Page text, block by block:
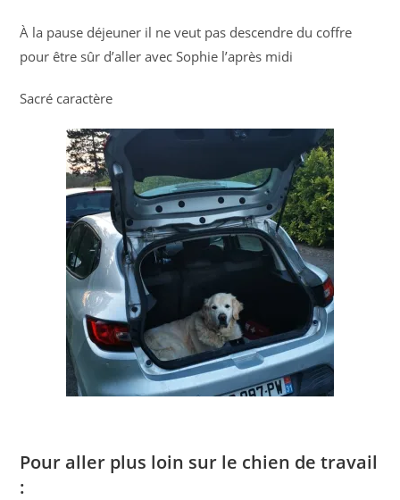
À la pause déjeuner il ne veut pas descendre du coffre
pour être sûr d’aller avec Sophie l’après midi
Sacré caractère
Pour aller plus loin sur le chien de travail
: